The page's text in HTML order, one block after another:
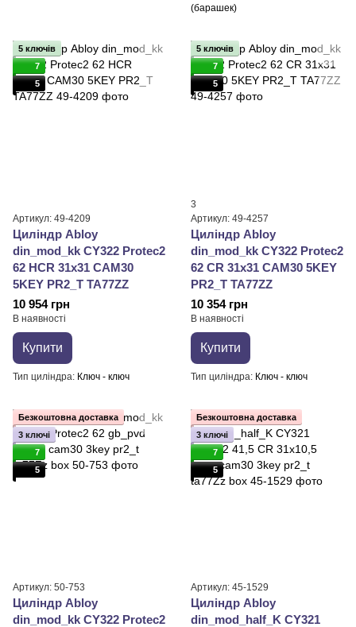
(барашек)
5 ключів
7
5
Артикул: 49-4209
Циліндр Abloy
din_mod_kk CY322 Protec2
62 HCR 31x31 CAM30
5KEY PR2_T TA77ZZ
10 954 грн
В наявності
Купити
Тип циліндра Ключ - ключ
5 ключів
7
5
3
Артикул: 49-4257
Циліндр Abloy
din_mod_kk CY322 Protec2
62 CR 31x31 CAM30 5KEY
PR2_T TA77ZZ
10 354 грн
В наявності
Купити
Тип циліндра Ключ - ключ
Безкоштовна доставка
3 ключі
7
5
Артикул: 50-753
Циліндр Abloy
din_mod_kk CY322 Protec2
Безкоштовна доставка
3 ключі
7
5
Артикул: 45-1529
Циліндр Abloy
din_mod_half_K CY321